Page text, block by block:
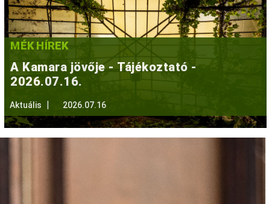
MÉK HÍREK
A Kamara jövője - Tájékoztató -
2026.07.16.
Aktuális 2026.07.16